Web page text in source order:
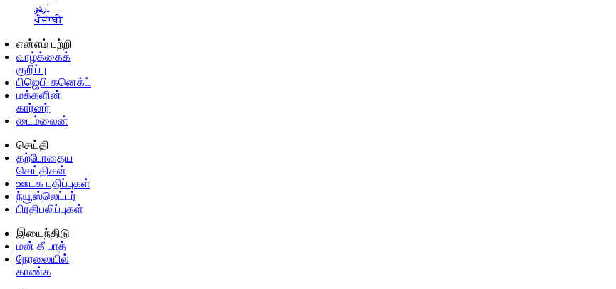
اردو
ਪੰਜਾਬੀ
என்எம் பற்றி
வாழ்க்கைக்
குறிப்பு
பிஜெபி கனெக்ட்
மக்களின்
கார்னர்
டைம்லைன்
செய்தி
தற்போதைய
செய்திகள்
ஊடக பதிப்புகள்
ந்யூஸ்லெட்டர்
பிரதிபலிப்புகள்
இயைந்திடு
மன் கீ பாத்
நேரலையில்
காண்க